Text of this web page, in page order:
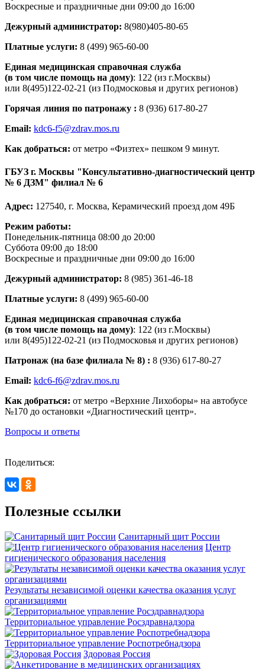
Воскресные и праздничные дни 09:00 до 16:00
Дежурный администратор: 8(980)405-80-65
Платные услуги: 8 (499) 965-60-00
Единая медицинская справочная служба
(в том числе помощь на дому): 122 (из г.Москвы)
или 8(495)122-02-21 (из Подмосковья и других регионов)
Горячая линия по патронажу : 8 (936) 617-80-27
Email: kdc6-f5@zdrav.mos.ru
Как добраться: от метро «Физтех» пешком 9 минут.
ГБУЗ г. Москвы "Консультативно-диагностический центр
№ 6 ДЗМ" филиал № 6
Адрес: 127540, г. Москва, Керамический проезд дом 49Б
Режим работы:
Понедельник-пятница 08:00 до 20:00
Суббота 09:00 до 18:00
Воскресные и праздничные дни 09:00 до 16:00
Дежурный администратор: 8 (985) 361-46-18
Платные услуги: 8 (499) 965-60-00
Единая медицинская справочная служба
(в том числе помощь на дому): 122 (из г.Москвы)
или 8(495)122-02-21 (из Подмосковья и других регионов)
Патронаж (на базе филиала № 8) : 8 (936) 617-80-27
Email: kdc6-f6@zdrav.mos.ru
Как добраться: от метро «Верхние Лихоборы» на автобусе
№170 до остановки «Диагностический центр».
Вопросы и ответы
Поделиться:
Полезные ссылки
Санитарный щит России
Центр
гигиенического образования населения
Результаты независимой оценки качества оказания услуг
организациями
Территориальное управление Росздравнадзора
Территориальное управление Роспотребнадзора
Здоровая Россия